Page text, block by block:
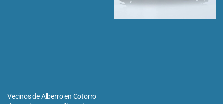
Vecinos de Alberro en Cotorro